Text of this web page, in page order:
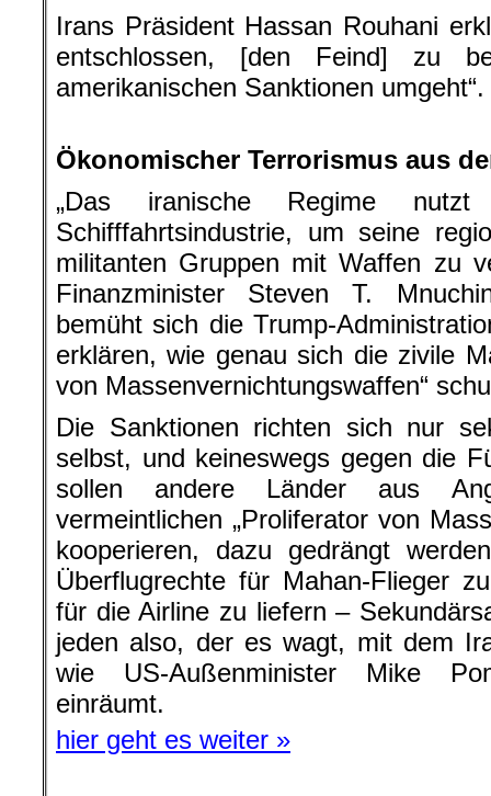
Irans Präsident Hassan Rouhani
entschlossen, [den Feind] zu
amerikanischen Sanktionen umgeht“.
Ökonomischer Terrorismus aus
„Das iranische Regime
Schifffahrtsindustrie, um seine
militanten Gruppen mit Waffen zu
Finanzminister Steven T.
bemüht sich die Trump-
erklären, wie genau sich die zivile
von Massenvernichtungswaffen“
Die Sanktionen richten sich nur
selbst, und keineswegs gegen die
sollen andere Länder aus
vermeintlichen „Proliferator von
kooperieren, dazu gedrängt
Überflugrechte für Mahan-Flieger
für die Airline zu liefern –
jeden also, der es wagt, mit dem
wie US-Außenminister Mike
einräumt.
hier geht es weiter »